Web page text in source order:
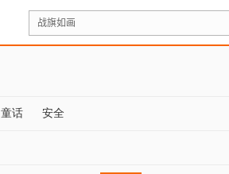
童话 安全